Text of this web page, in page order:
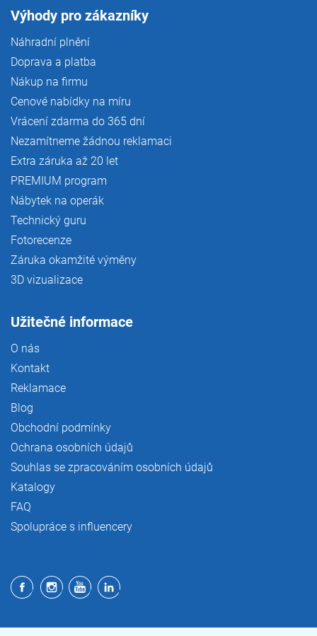
Výhody pro zákazníky
Náhradní plnění
Doprava a platba
Nákup na firmu
Cenové nabídky na míru
Vrácení zdarma do 365 dní
Nezamítneme žádnou reklamaci
Extra záruka až 20 let
PREMIUM program
Nábytek na operák
Technický guru
Fotorecenze
Záruka okamžité výměny
3D vizualizace
Užitečné informace
O nás
Kontakt
Reklamace
Blog
Obchodní podmínky
Ochrana osobních údajů
Souhlas se zpracováním osobních údajů
Katalogy
FAQ
Spolupráce s influencery